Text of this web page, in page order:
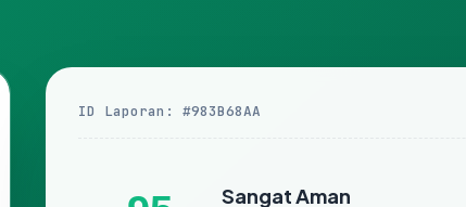
ID Laporan: #983B68AA
Sangat Aman